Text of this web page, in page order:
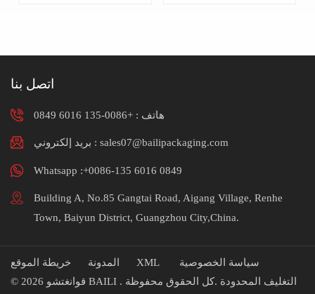
اتصل بنا
هاتف : +0086-135 6016 0849
بريد إلكتروني : sales07@bailipackaging.com
Whatsapp :+0086-135 6016 0849
Building A, No.85 Gangtai Road, Aigang Village, Renhe
Town, Baiyun District, Guangzhou City,China.
خريطة الموقع المدونة XML
سياسة الخصوصية
© 2026 قوانغتشو BAILI التغليف المحدودة .كل الحقوق محفوظة .